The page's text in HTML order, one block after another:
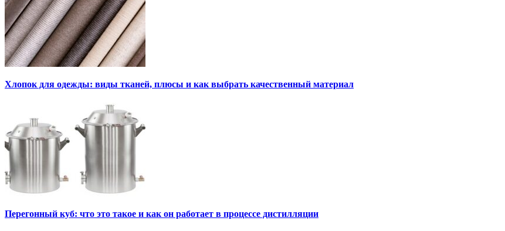
Хлопок для одежды: виды тканей, плюсы и как выбрать качественный материал
Перегонный куб: что это такое и как он работает в процессе дистилляции